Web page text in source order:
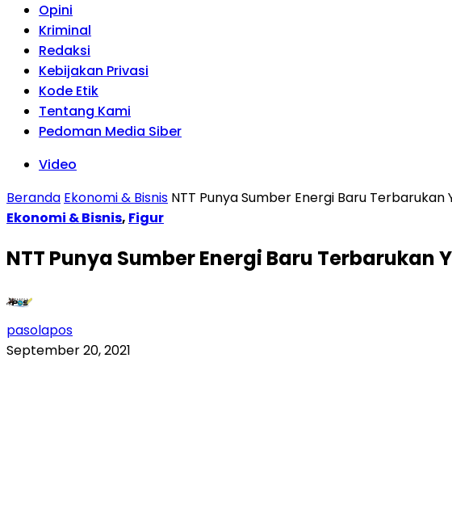
Opini
Kriminal
Redaksi
Kebijakan Privasi
Kode Etik
Tentang Kami
Pedoman Media Siber
Video
Beranda Ekonomi & Bisnis NTT Punya Sumber Energi Baru Terbarukan
Ekonomi & Bisnis, Figur
NTT Punya Sumber Energi Baru Terbarukan
pasolapos
September 20, 2021